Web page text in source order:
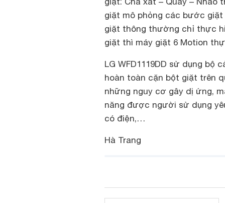
giặt mô phỏng các bước
giặt thông thường chỉ thực
giặt thì máy giặt 6 Motion
LG WFD1119DD sử dụng bộ
hoàn toàn cặn bột giặt trên
những nguy cơ gây dị ứng,
năng được người sử dụng
có điện,…
Hà Trang